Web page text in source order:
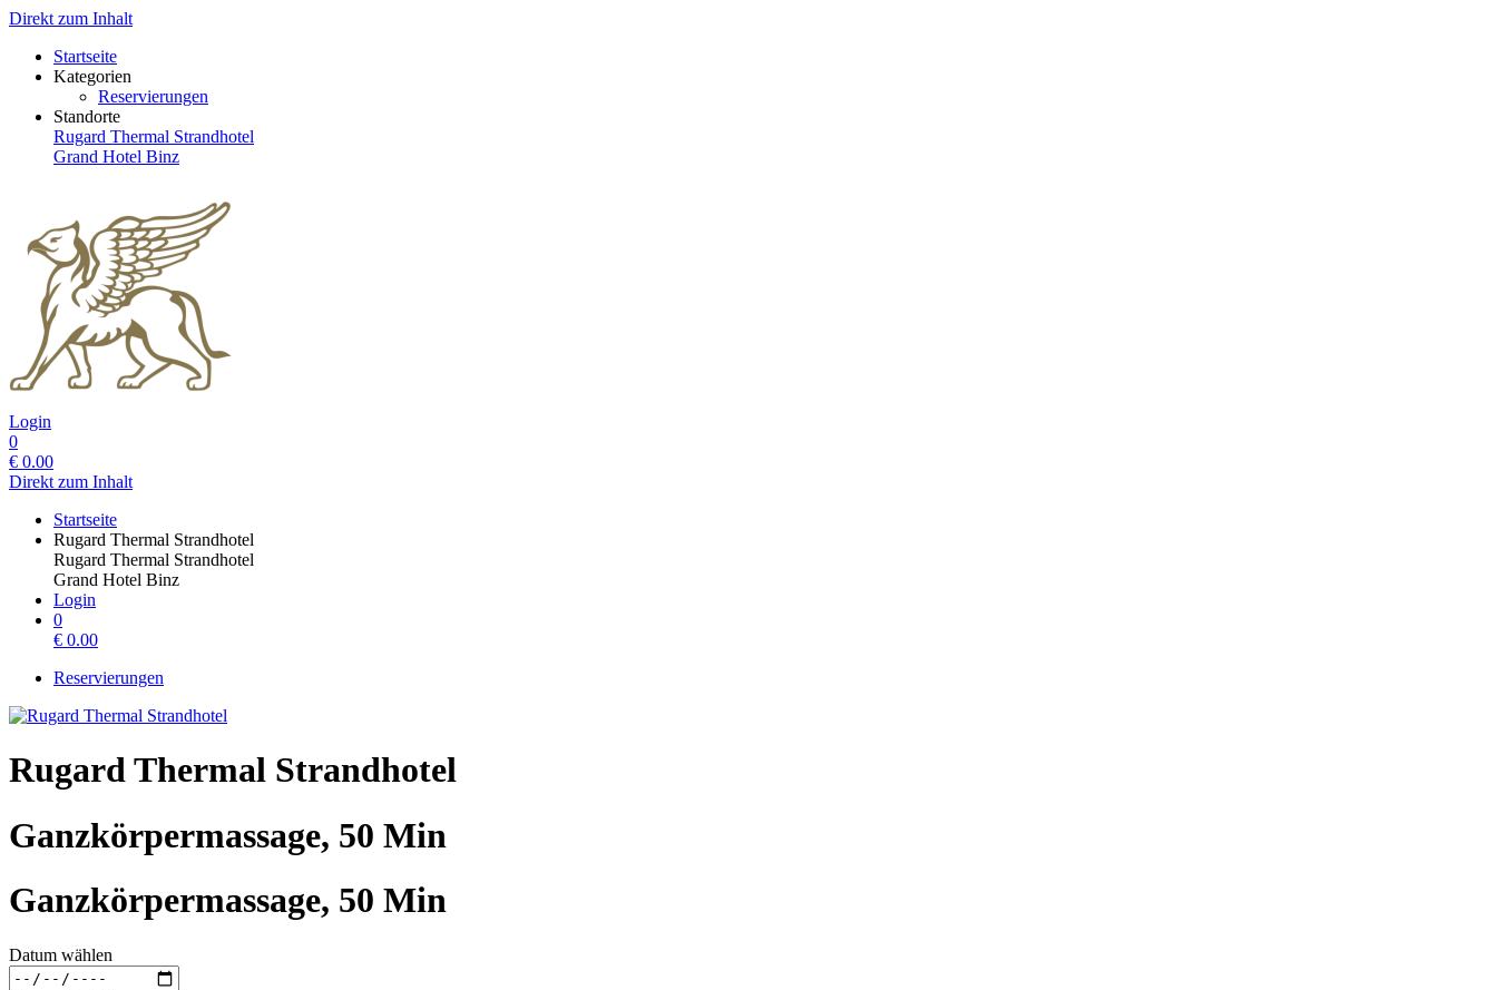
Direkt zum Inhalt
Startseite
Kategorien
Reservierungen
Standorte
Rugard Thermal Strandhotel
Grand Hotel Binz
Login
0
€ 0.00
Direkt zum Inhalt
Startseite
Rugard Thermal Strandhotel
Rugard Thermal Strandhotel
Grand Hotel Binz
Login
0
€ 0.00
Reservierungen
Rugard Thermal Strandhotel
Ganzkörpermassage, 50 Min
Ganzkörpermassage, 50 Min
Datum wählen